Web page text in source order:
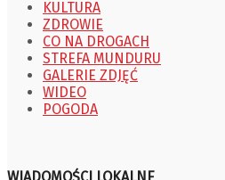
KULTURA
ZDROWIE
CO NA DROGACH
STREFA MUNDURU
GALERIE ZDJĘĆ
WIDEO
POGODA